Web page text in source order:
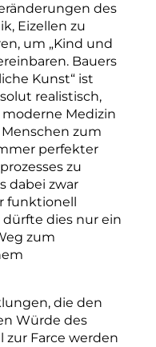
des
Eizellen zu
um „Kind und
Bauers
Kunst“ ist
realistisch,
Medizin
zum
perfekter
zu
dabei zwar
funktionell
dies nur ein
zum
die den
Würde des
zur Farce werden